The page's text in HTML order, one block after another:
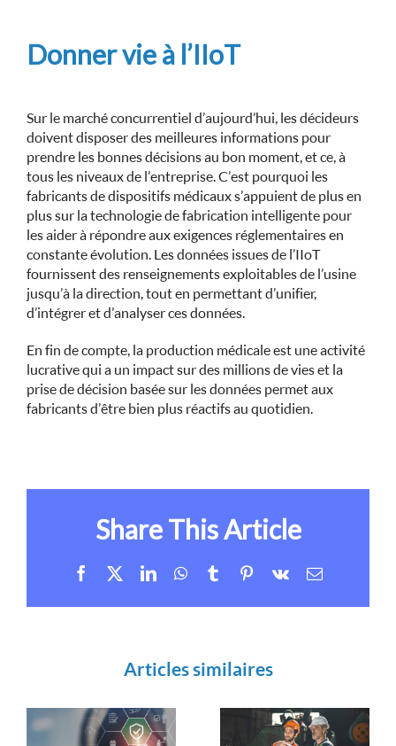
Donner vie à l’IIoT
Sur le marché concurrentiel d’aujourd’hui, les décideurs
doivent disposer des meilleures informations pour
prendre les bonnes décisions au bon moment, et ce, à
tous les niveaux de l’entreprise. C’est pourquoi les
fabricants de dispositifs médicaux s’appuient de plus en
plus sur la technologie de fabrication intelligente pour
les aider à répondre aux exigences réglementaires en
constante évolution. Les données issues de l’IIoT
fournissent des renseignements exploitables de l’usine
jusqu’à la direction, tout en permettant d’unifier,
d’intégrer et d’analyser ces données.
En fin de compte, la production médicale est une activité
lucrative qui a un impact sur des millions de vies et la
prise de décision basée sur les données permet aux
fabricants d’être bien plus réactifs au quotidien.
Share This Article
Facebook LinkedInWhatsApp
TumblrPinterest
Vk Email
Articles similaires